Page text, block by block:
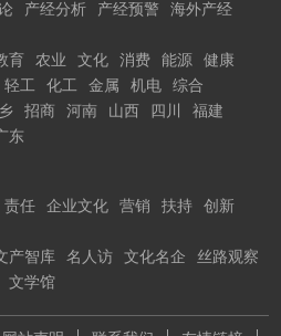
产经分析 产经预警
海外产经
育 农业 文化 消费 能源
健康
轻工 化工 金属 机电
综合
招商 河南 山西 四川
福建
东
责任 企业文化 营销 扶持
创新
产智库 名人访 文化名企
丝路观察
文学馆